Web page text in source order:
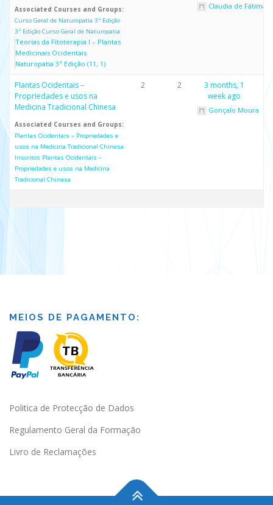
Associated Courses and Groups:
Curso Geral de Naturopatia 3ª Edição
3ª Edição Curso Geral de Naturopatia
Teorias da Fitoterapia I – Plantas
Medicinais Ocidentais
Naturopatia 3ª Edição (11, 1)
Claudia de Fátima
Plantas Ocidentais –
Propriedades e usos na
Medicina Tradicional Chinesa
Associated Courses and Groups:
Plantas Ocidentais – Propriedades e
usos na Medicina Tradicional Chinesa
Inscritos Plantas Ocidentais –
Propriedades e usos na Medicina
Tradicional Chinesa
2 2
3 months, 1
week ago
Gonçalo Moura
MEIOS DE PAGAMENTO:
Politica de Protecção de Dados
Regulamento Geral da Formação
Livro de Reclamações